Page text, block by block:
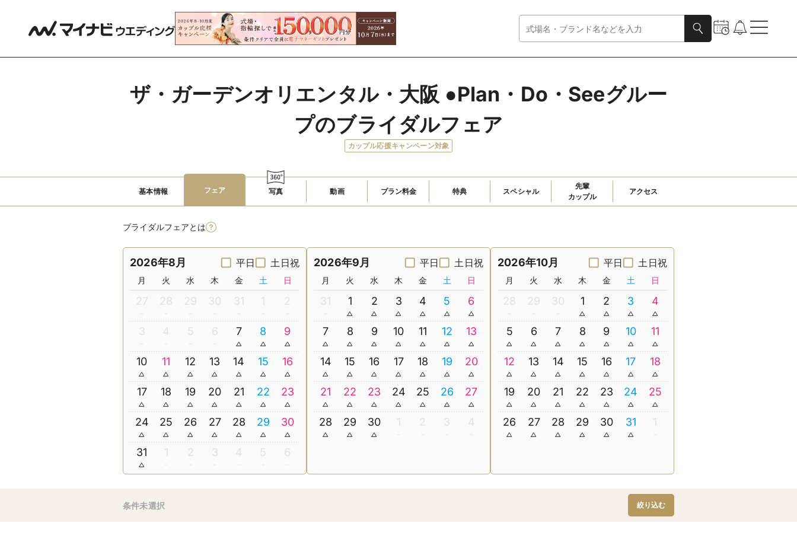
ザ・ガーデンオリエンタル・大阪 ●Plan・Do・Seeグルー
プのブライダルフェア
カップル応援キャンペーン対象
基本情報 フェア 写真 動画 プラン料金 特典 スペシャル
先輩
カップル
アクセス
ブライダルフェアとは
2026年8月 平日 土日祝
月 火 水 木 金 土 日
27 28 29 30 31 1 2
3 4 5 6 7 8 9
10 11 12 13 14 15 16
17 18 19 20 21 22 23
24 25 26 27 28 29 30
31 1 2 3 4 5 6
2026年9月 平日 土日祝
月 火 水 木 金 土 日
31 1 2 3 4 5 6
7 8 9 10 11 12 13
14 15 16 17 18 19 20
21 22 23 24 25 26 27
28 29 30 1 2 3 4
2026年10月 平日 土日祝
月 火 水 木 金 土 日
28 29 30 1 2 3 4
5 6 7 8 9 10 11
12 13 14 15 16 17 18
19 20 21 22 23 24 25
26 27 28 29 30 31 1
条件未選択 絞り込む